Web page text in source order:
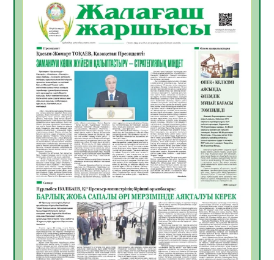
Open Air: Қызылорда облысы полиция
департаменті 20 мыңнан астам
көрерменнің қауіпсіздігін қамтамасыз етті
06.08.2026
36
ҚЫЗЫЛОРДАДА «САНАЛЫ ҰРПАҚ –
ЖАРҚЫН БОЛАШАҚ» АТТЫ КЕҢЕЙТІЛГЕН
МӘЖІЛІС ӨТТІ
05.08.2026
36
Қазақстан Орталық Азиядағы көшуге ең
қолайлы ел атанды
05.08.2026
37
Өрт қауіпсіздігі талаптарын сақтау – әр
азаматтың міндеті
05.08.2026
37
Руслан Рүстемұлы облыс әкімінің
кеңесшісі болып тағайындалды